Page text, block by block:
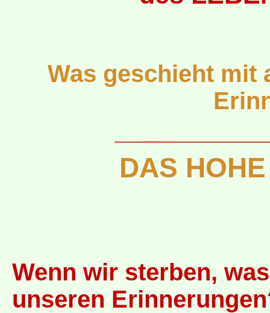
Was geschieht mit
DAS
Wenn wir sterben,
unseren